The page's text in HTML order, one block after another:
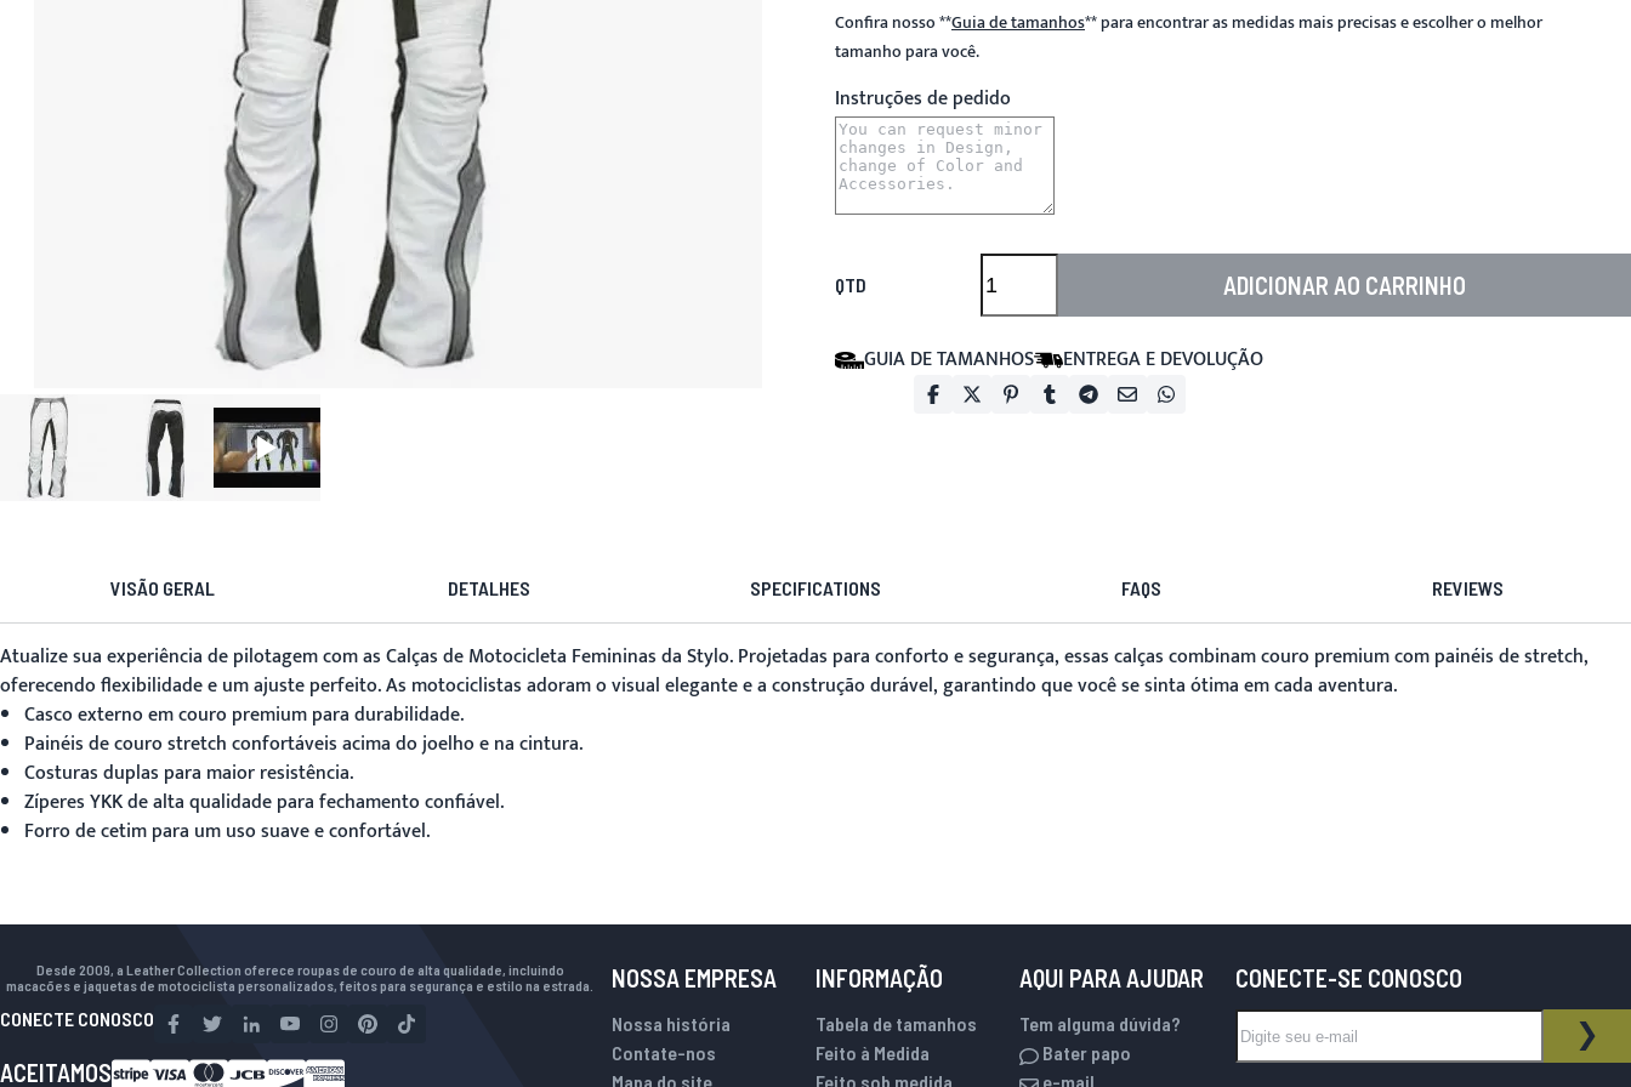
Confira nosso**Guia de tamanhos**para encontrar as medidas mais precisas e escolher o melhor
tamanho para você.
Instruções de pedido
QTD ADICIONAR AO CARRINHO
GUIA DE TAMANHOS ENTREGA E DEVOLUÇÃO
VISÃO GERAL DETALHES SPECIFICATIONS FAQS REVIEWS
Atualize sua experiência de pilotagem com asCalças de Motocicleta Femininasda Stylo. Projetadas para conforto e segurança, essas calças combinam couro premium com painéis de stretch,
oferecendo flexibilidade e um ajuste perfeito. As motociclistas adoram o visual elegante e a construção durável, garantindo que você se sinta ótima em cada aventura.
Casco externo em couro premium para durabilidade.
Painéis de couro stretch confortáveis acima do joelho e na cintura.
Costuras duplas para maior resistência.
Zíperes YKK de alta qualidade para fechamento confiável.
Forro de cetim para um uso suave e confortável.
Desde 2009, a Leather Collection oferece roupas de couro de alta qualidade, incluindo
macacões e jaquetas de motociclista personalizados, feitos para segurança e estilo na estrada.
CONECTE CONOSCO
ACEITAMOS
NOSSA EMPRESA
Nossa história
Contate-nos
Mapa do site
INFORMAÇÃO
Tabela de tamanhos
Feito à Medida
Feito sob medida
AQUI PARA AJUDAR
Tem alguma dúvida?
Bater papo
e-mail
CONECTE-SE CONOSCO
BOLETIM INFORMATIVO